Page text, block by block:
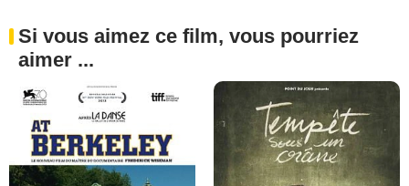
Si vous aimez ce film, vous pourriez
aimer ...